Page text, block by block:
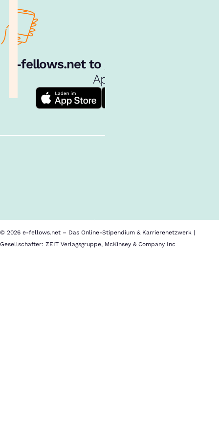
e‑fellows.net to go:
App!
© 2026 e-fellows.net – Das Online-Stipendium & Karrierenetzwerk |
Gesellschafter: ZEIT Verlagsgruppe, McKinsey & Company Inc